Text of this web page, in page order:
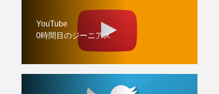
YouTube
0時間目のジーニアス